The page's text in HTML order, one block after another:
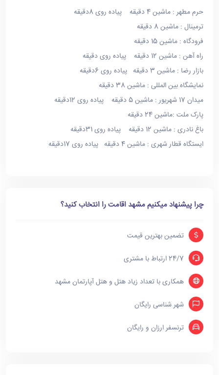
حرم مطهر : ماشین 4 دقیقه پیاده روی 8دقیقه
ترمینال : ماشین 8 دقیقه
فرودگاه : ماشین 15 دقیقه
راه آهن : ماشین 12 دقیقه پیاده روی دقیقه
بازار رضا : ماشین 3 دقیقه پیاده روی 6دقیقه
نمایشگاه بین المللی : ماشین 38 دقیقه
میدان 17 شهریور : ماشین 5 دقیقه پیاده روی 12دقیقه
پارک ملت :ماشین 24 دقیقه
باغ نادری : ماشین 12 دقیقه پیاده روی 31دقیقه
ایستگاه قطار شهری : ماشین 4 دقیقه پیاده روی 17دقیقه
چرا پیشنهاد میکنیم مشهد اقامت را انتخاب کنید؟
تضمین بهترین قیمت
24/7 ارتباط با مشتری
همکاری با تعداد زیاد هتل و هتل آپارتمان مشهد
شهر شناسی رایگان
ترنسفر ارزان و رایگان